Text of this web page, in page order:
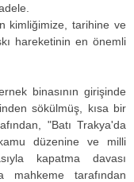
kimliğimize, tarihine ve
hareketinin en önemli
binasının girişinde
sökülmüş, kısa bir
"Batı Trakya'da
düzenine ve milli
kapatma davası
mahkeme tarafından